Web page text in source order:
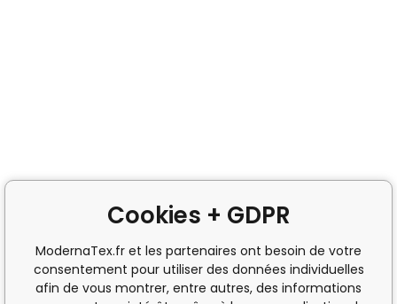
Cookies + GDPR
ModernaTex.fr et les partenaires ont besoin de votre
consentement pour utiliser des données individuelles
afin de vous montrer, entre autres, des informations